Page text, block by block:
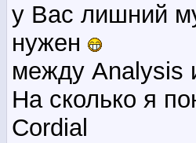
у Вас лишний
нужен
между Analysis
На сколько я
Cordial